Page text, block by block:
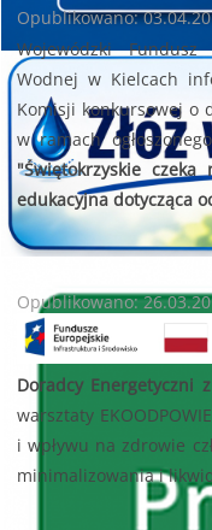
Opublikowano:
Wojewódzki
Wodnej w Kielcach
Komisji konkursowej o
w ramach
"Świętokrzyskie
edukacyjna dotycząca
Opublikowano:
Doradcy Energetyczni
warsztaty
i wpływu na zdrowie
minimalizowania i